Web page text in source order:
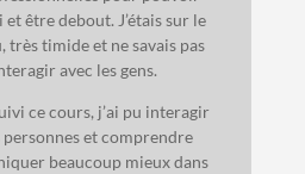
être debout. J’étais sur le
très timide et ne savais pas
avec les gens.
ce cours, j’ai pu interagir
et comprendre
beaucoup mieux dans